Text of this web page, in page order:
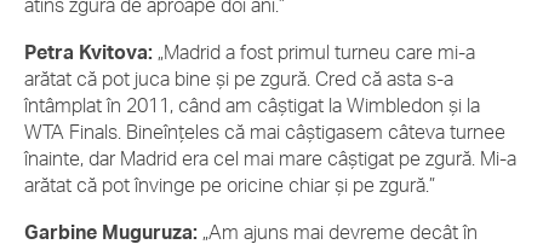
atins zgura de aproape doi ani.”
Petra Kvitova: „Madrid a fost primul turneu care mi-a
arătat că pot juca bine și pe zgură. Cred că asta s-a
întâmplat în 2011, când am câștigat la Wimbledon și la
WTA Finals. Bineînțeles că mai câștigasem câteva turnee
înainte, dar Madrid era cel mai mare câștigat pe zgură. Mi-a
arătat că pot învinge pe oricine chiar și pe zgură.”
Garbine Muguruza: „Am ajuns mai devreme decât în ​​